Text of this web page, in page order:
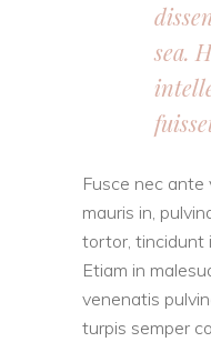
sea.
Fusce nec ante
mauris in,
tortor, tincidunt
Etiam in
venenatis
turpis semper